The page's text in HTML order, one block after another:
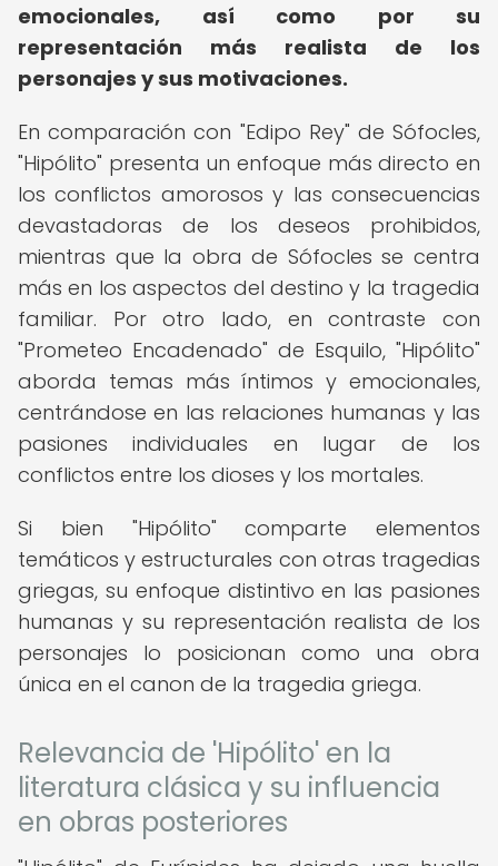
emocionales, así como por su
representación más realista de los
personajes y sus motivaciones.
En comparación con "Edipo Rey" de Sófocles,
"Hipólito" presenta un enfoque más directo en
los conflictos amorosos y las consecuencias
devastadoras de los deseos prohibidos,
mientras que la obra de Sófocles se centra
más en los aspectos del destino y la tragedia
familiar. Por otro lado, en contraste con
"Prometeo Encadenado" de Esquilo, "Hipólito"
aborda temas más íntimos y emocionales,
centrándose en las relaciones humanas y las
pasiones individuales en lugar de los
conflictos entre los dioses y los mortales.
Si bien "Hipólito" comparte elementos
temáticos y estructurales con otras tragedias
griegas, su enfoque distintivo en las pasiones
humanas y su representación realista de los
personajes lo posicionan como una obra
única en el canon de la tragedia griega.
Relevancia de 'Hipólito' en la
literatura clásica y su influencia
en obras posteriores